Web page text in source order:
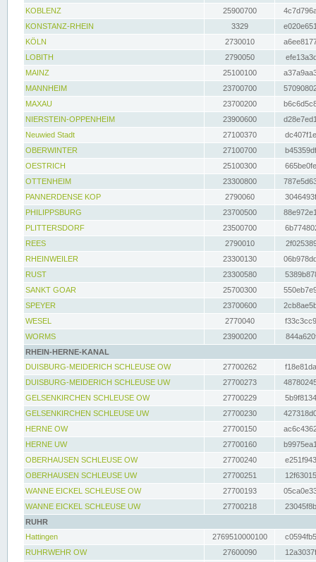
KOBLENZ
25900700
KONSTANZ-RHEIN
3329
KÖLN
2730010
LOBITH
2790050
MAINZ
25100100
MANNHEIM
23700700
MAXAU
23700200
NIERSTEIN-OPPENHEIM
23900600
Neuwied Stadt
27100370
OBERWINTER
27100700
OESTRICH
25100300
OTTENHEIM
23300800
PANNERDENSE KOP
2790060
PHILIPPSBURG
23700500
PLITTERSDORF
23500700
REES
2790010
RHEINWEILER
23300130
RUST
23300580
SANKT GOAR
25700300
SPEYER
23700600
WESEL
2770040
WORMS
23900200
RHEIN-HERNE-KANAL
DUISBURG-MEIDERICH SCHLEUSE OW
27700262
DUISBURG-MEIDERICH SCHLEUSE UW
27700273
GELSENKIRCHEN SCHLEUSE OW
27700229
GELSENKIRCHEN SCHLEUSE UW
27700230
HERNE OW
27700150
HERNE UW
27700160
OBERHAUSEN SCHLEUSE OW
27700240
OBERHAUSEN SCHLEUSE UW
27700251
WANNE EICKEL SCHLEUSE OW
27700193
WANNE EICKEL SCHLEUSE UW
27700218
RUHR
Hattingen
2769510000100
RUHRWEHR OW
27600090